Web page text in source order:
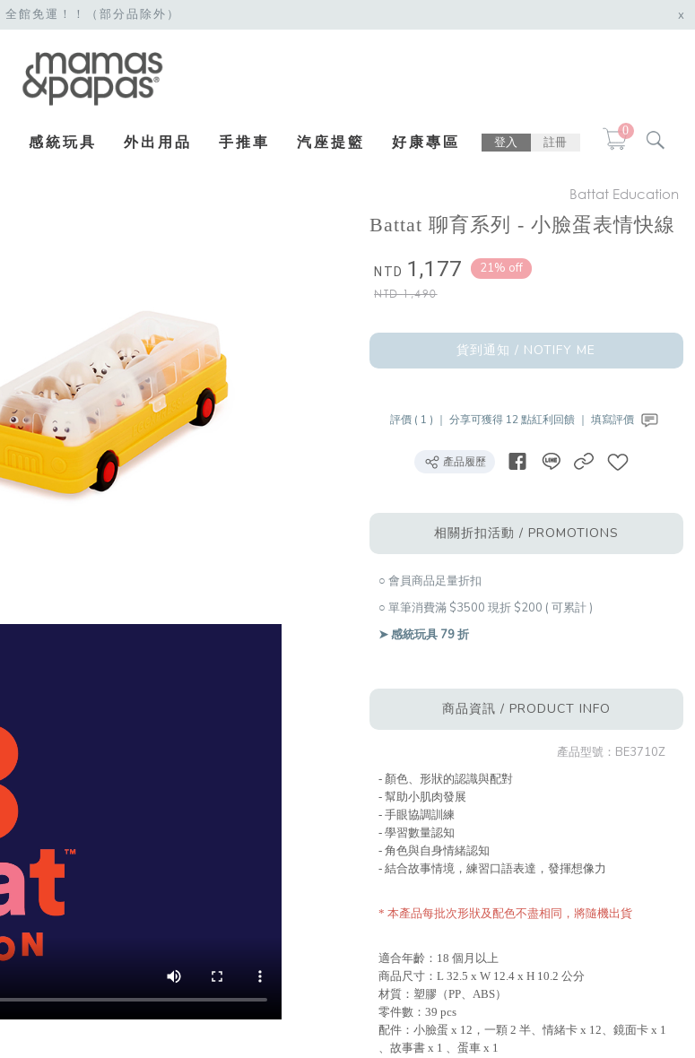
全館免運！！（部分品除外） x
感統玩具 外出用品 手推車 汽座提籃 好康專區 登入 註冊
0
Battat Education
Battat 聊育系列 - 小臉蛋表情快線
NTD 1,177
NTD1,490
21% off
貨到通知 / NOTIFY ME
評價 ( 1 ) ｜分享可獲得 12 點紅利回饋 ｜填寫評價
產品履歷
相關折扣活動 / PROMOTIONS
○ 會員商品足量折扣
○ 單筆消費滿 $3500 現折 $200 ( 可累計 )
➤ 感統玩具 79 折
商品資訊 / PRODUCT INFO
產品型號： BE3710Z
- 顏色、形狀的認識與配對
- 幫助小肌肉發展
- 手眼協調訓練
- 學習數量認知
- 角色與自身情緒認知
- 結合故事情境，練習口語表達，發揮想像力
* 本產品每批次形狀及配色不盡相同，將隨機出貨
適合年齡：18 個月以上
商品尺寸：L 32.5 x W 12.4 x H 10.2 公分
材質：塑膠（PP、ABS）
零件數：39 pcs
配件：小臉蛋 x 12，一顆 2 半、情緒卡 x 12、鏡面卡 x 1
、故事書 x 1 、蛋車 x 1